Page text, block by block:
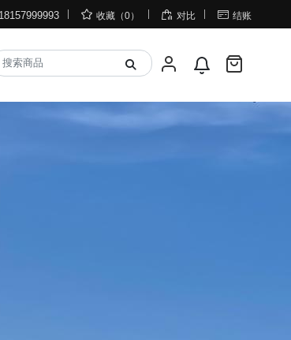
18157999993  收藏（0）  对比  结账